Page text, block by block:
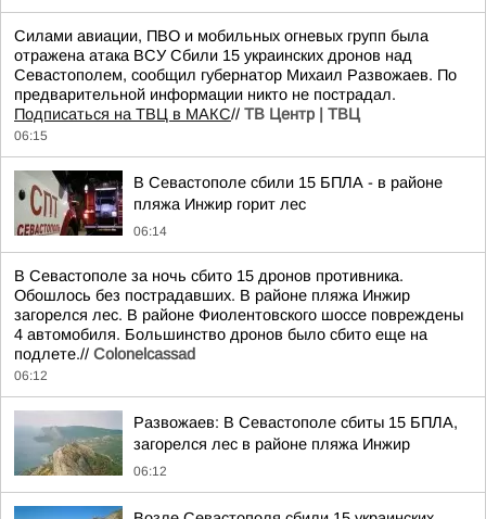
Силами авиации, ПВО и мобильных огневых групп была
отражена атака ВСУ Сбили 15 украинских дронов над
Севастополем, сообщил губернатор Михаил Развожаев. По
предварительной информации никто не пострадал.
Подписаться на ТВЦ в МАКС// ТВ Центр | ТВЦ
06:15
В Севастополе сбили 15 БПЛА - в районе
пляжа Инжир горит лес
06:14
В Севастополе за ночь сбито 15 дронов противника.
Обошлось без пострадавших. В районе пляжа Инжир
загорелся лес. В районе Фиолентовского шоссе повреждены
4 автомобиля. Большинство дронов было сбито еще на
подлете.// Colonelcassad
06:12
Развожаев: В Севастополе сбиты 15 БПЛА,
загорелся лес в районе пляжа Инжир
06:12